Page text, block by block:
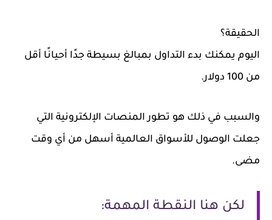
الحقيقة؟
اليوم يمكنك بدء التداول بمبالغ بسيطة جدًا أحيانًا أقل
من 100 دولار.
والسبب في ذلك هو تطور المنصات الإلكترونية التي
جعلت الوصول للأسواق العالمية أسهل من أي وقت
مضى.
لكن هنا النقطة المهمة: